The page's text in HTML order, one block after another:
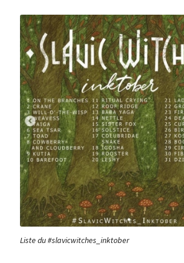
Liste du #slavicwitches_inktober